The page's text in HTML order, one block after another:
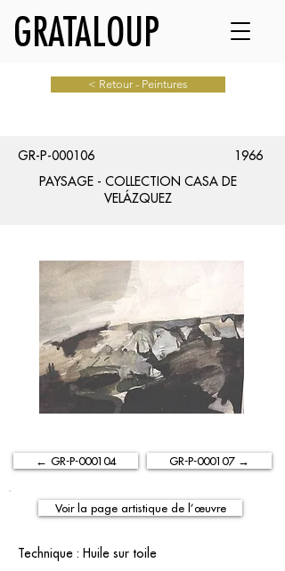
GRATALOUP
< Retour - Peintures
GR-P-000106
1966
PAYSAGE - COLLECTION CASA DE
VELÁZQUEZ
← GR-P-000104 GR-P-000107 →
Voir la page artistique de l’œuvre
Technique : Huile sur toile